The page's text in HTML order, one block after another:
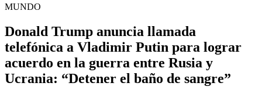
MUNDO
Donald Trump anuncia llamada
telefónica a Vladimir Putin para lograr
acuerdo en la guerra entre Rusia y
Ucrania: “Detener el baño de sangre”